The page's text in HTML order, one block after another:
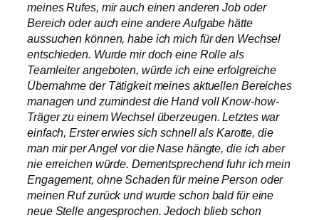
meines Rufes, mir auch einen anderen Job oder
Bereich oder auch eine andere Aufgabe hätte
aussuchen können, habe ich mich für den Wechsel
entschieden. Wurde mir doch eine Rolle als
Teamleiter angeboten, würde ich eine erfolgreiche
Übernahme der Tätigkeit meines aktuellen Bereiches
managen und zumindest die Hand voll Know-how-
Träger zu einem Wechsel überzeugen. Letztes war
einfach, Erster erwies sich schnell als Karotte, die
man mir per Angel vor die Nase hängte, die ich aber
nie erreichen würde. Dementsprechend fuhr ich mein
Engagement, ohne Schaden für meine Person oder
meinen Ruf zurück und wurde schon bald für eine
neue Stelle angesprochen. Jedoch blieb schon